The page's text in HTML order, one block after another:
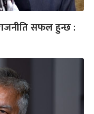
राजनीति सफल हुन्छ :